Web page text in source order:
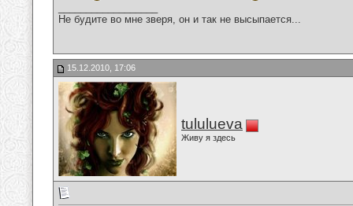
Не будите во мне зверя, он и так не высыпается...
15.12.2010, 17:06
tululueva
Живу я здесь